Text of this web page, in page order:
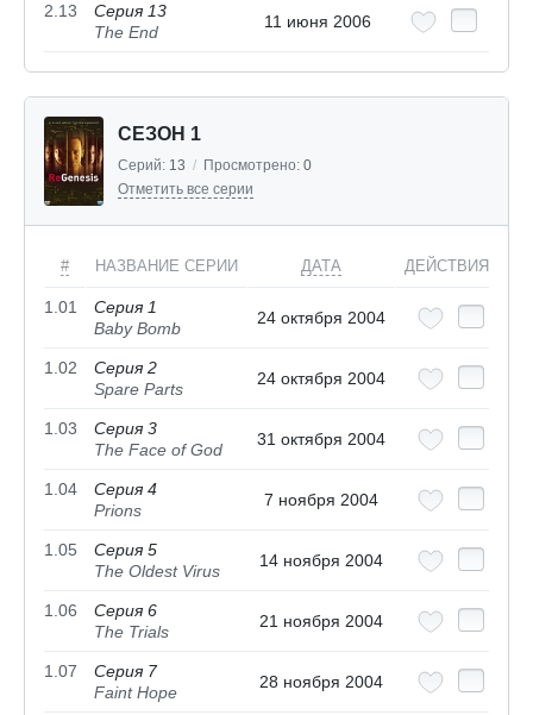
2.13
Серия 13
The End
11 июня 2006
СЕЗОН 1
Серий: 13 / Просмотрено: 0
Отметить все серии
# НАЗВАНИЕ СЕРИИ ДАТА ДЕЙСТВИЯ
1.01
Серия 1
Baby Bomb
24 октября 2004
1.02
Серия 2
Spare Parts
24 октября 2004
1.03
Серия 3
The Face of God
31 октября 2004
1.04
Серия 4
Prions
7 ноября 2004
1.05
Серия 5
The Oldest Virus
14 ноября 2004
1.06
Серия 6
The Trials
21 ноября 2004
1.07
Серия 7
Faint Hope
28 ноября 2004